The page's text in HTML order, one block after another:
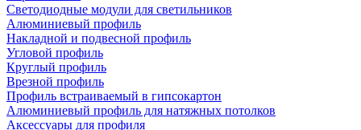
Светодиодные модули для светильников
Алюминиевый профиль
Накладной и подвесной профиль
Угловой профиль
Круглый профиль
Врезной профиль
Профиль встраиваемый в гипсокартон
Алюминиевый профиль для натяжных потолков
Аксессуары для профиля